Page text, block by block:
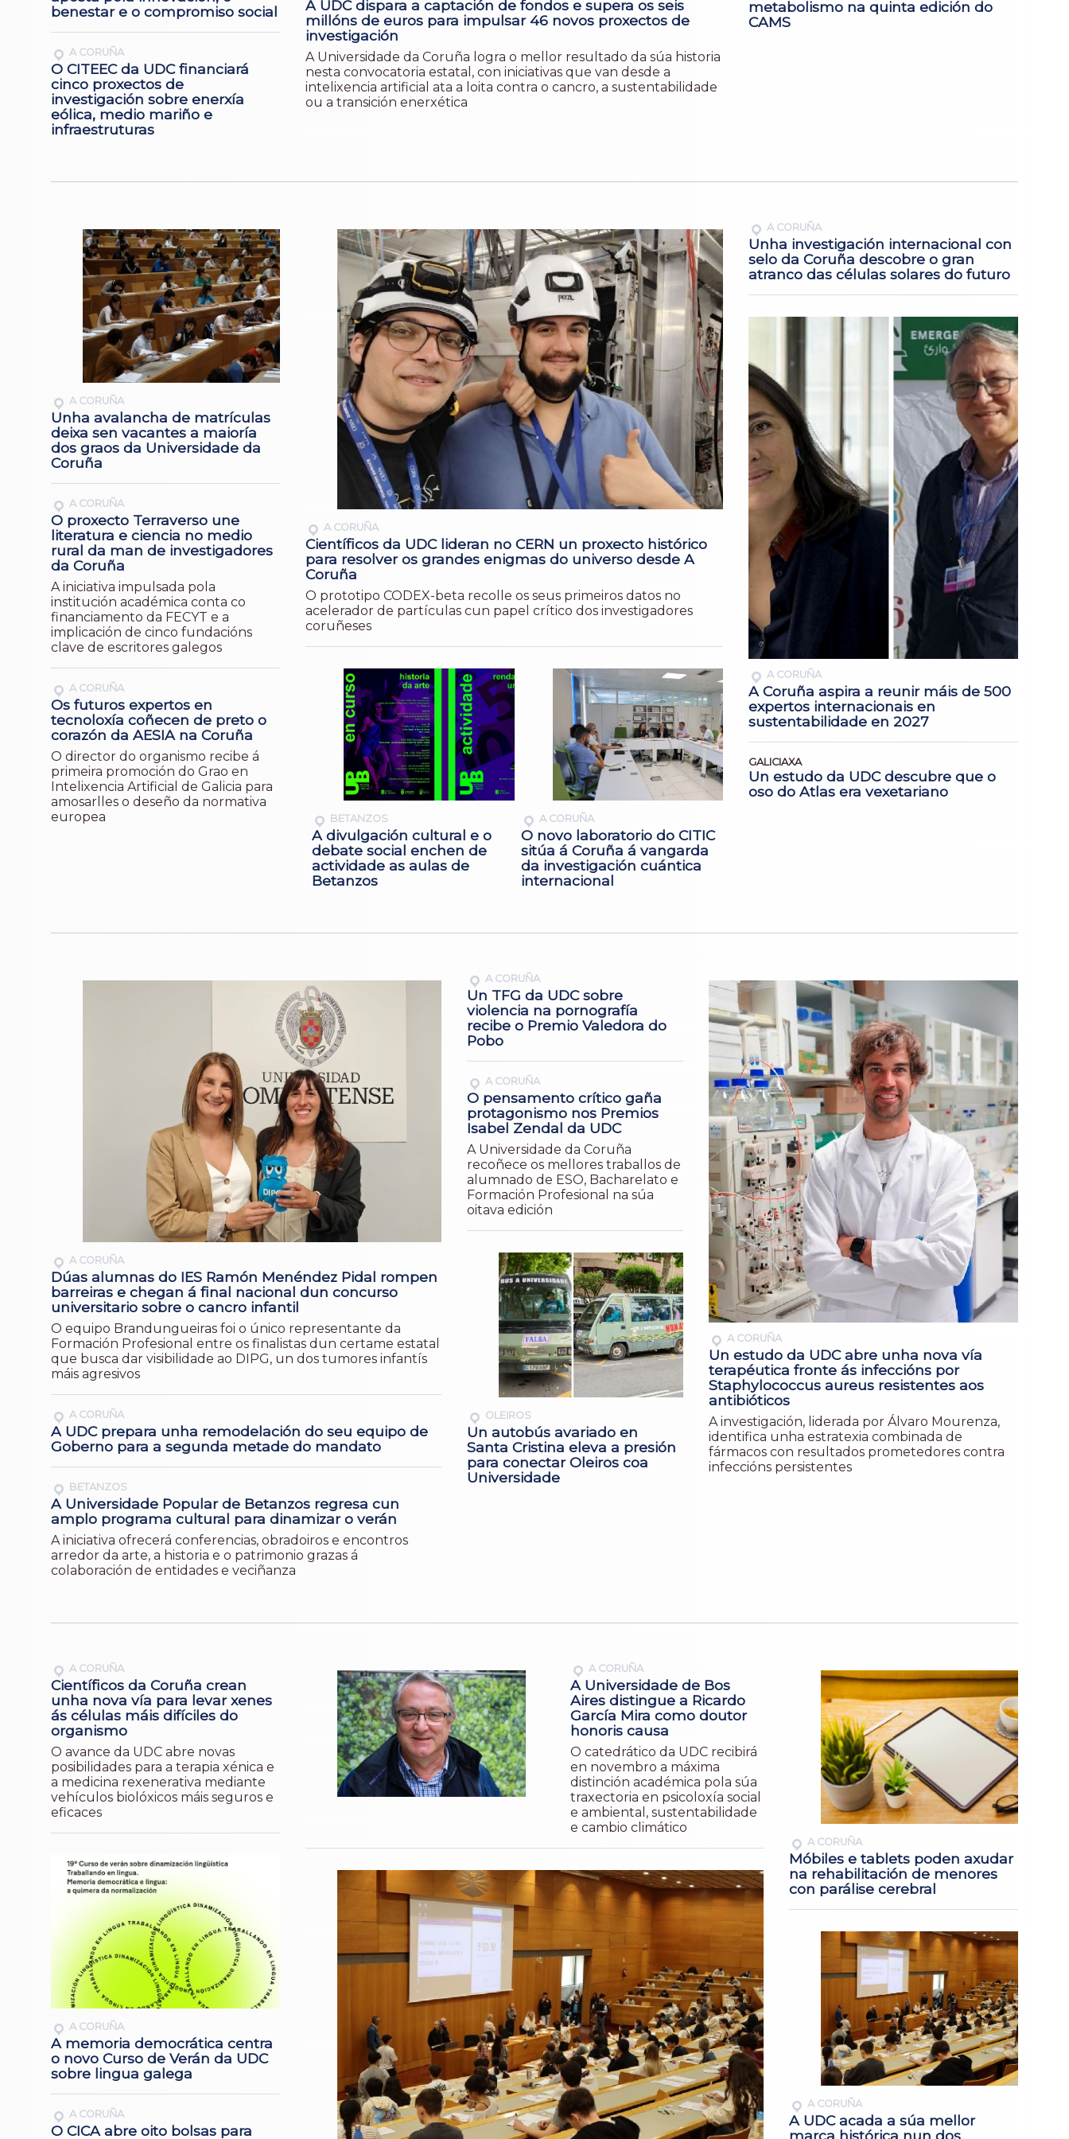
benestar e o compromiso social
A CORUÑA
O CITEEC da UDC financiará
cinco proxectos de
investigación sobre enerxía
eólica, medio mariño e
infraestruturas
A UDC dispara a captación de fondos e supera os seis
millóns de euros para impulsar 46 novos proxectos de
investigación
A Universidade da Coruña logra o mellor resultado da súa historia
nesta convocatoria estatal, con iniciativas que van desde a
intelixencia artificial ata a loita contra o cancro, a sustentabilidade
ou a transición enerxética
metabolismo na quinta edición do
CAMS
A CORUÑA
Unha avalancha de matrículas
deixa sen vacantes a maioría
dos graos da Universidade da
Coruña
A CORUÑA
O proxecto Terraverso une
literatura e ciencia no medio
rural da man de investigadores
da Coruña
A iniciativa impulsada pola
institución académica conta co
financiamento da FECYT e a
implicación de cinco fundacións
clave de escritores galegos
A CORUÑA
Os futuros expertos en
tecnoloxía coñecen de preto o
corazón da AESIA na Coruña
O director do organismo recibe á
primeira promoción do Grao en
Intelixencia Artificial de Galicia para
amosarlles o deseño da normativa
europea
A CORUÑA
Científicos da UDC lideran no CERN un proxecto histórico
para resolver os grandes enigmas do universo desde A
Coruña
O prototipo CODEX-beta recolle os seus primeiros datos no
acelerador de partículas cun papel crítico dos investigadores
coruñeses
BETANZOS
A divulgación cultural e o
debate social enchen de
actividade as aulas de
Betanzos
A CORUÑA
O novo laboratorio do CITIC
sitúa á Coruña á vangarda
da investigación cuántica
internacional
A CORUÑA
Unha investigación internacional con
selo da Coruña descobre o gran
atranco das células solares do futuro
A CORUÑA
A Coruña aspira a reunir máis de 500
expertos internacionais en
sustentabilidade en 2027
GALICIAXA
Un estudo da UDC descubre que o
oso do Atlas era vexetariano
A CORUÑA
Dúas alumnas do IES Ramón Menéndez Pidal rompen
barreiras e chegan á final nacional dun concurso
universitario sobre o cancro infantil
O equipo Brandungueiras foi o único representante da
Formación Profesional entre os finalistas dun certame estatal
que busca dar visibilidade ao DIPG, un dos tumores infantís
máis agresivos
A CORUÑA
A UDC prepara unha remodelación do seu equipo de
Goberno para a segunda metade do mandato
BETANZOS
A Universidade Popular de Betanzos regresa cun
amplo programa cultural para dinamizar o verán
A iniciativa ofrecerá conferencias, obradoiros e encontros
arredor da arte, a historia e o patrimonio grazas á
colaboración de entidades e veciñanza
A CORUÑA
Un TFG da UDC sobre
violencia na pornografía
recibe o Premio Valedora do
Pobo
A CORUÑA
O pensamento crítico gaña
protagonismo nos Premios
Isabel Zendal da UDC
A Universidade da Coruña
recoñece os mellores traballos de
alumnado de ESO, Bacharelato e
Formación Profesional na súa
oitava edición
OLEIROS
Un autobús avariado en
Santa Cristina eleva a presión
para conectar Oleiros coa
Universidade
A CORUÑA
Un estudo da UDC abre unha nova vía
terapéutica fronte ás infeccións por
Staphylococcus aureus resistentes aos
antibióticos
A investigación, liderada por Álvaro Mourenza,
identifica unha estratexia combinada de
fármacos con resultados prometedores contra
infeccións persistentes
A CORUÑA
Científicos da Coruña crean
unha nova vía para levar xenes
ás células máis difíciles do
organismo
O avance da UDC abre novas
posibilidades para a terapia xénica e
a medicina rexenerativa mediante
vehículos biolóxicos máis seguros e
eficaces
A CORUÑA
A memoria democrática centra
o novo Curso de Verán da UDC
sobre lingua galega
A CORUÑA
O CICA abre oito bolsas para
A CORUÑA
A Universidade de Bos
Aires distingue a Ricardo
García Mira como doutor
honoris causa
O catedrático da UDC recibirá
en novembro a máxima
distinción académica pola súa
traxectoria en psicoloxía social
e ambiental, sustentabilidade
e cambio climático
A CORUÑA
Móbiles e tablets poden axudar
na rehabilitación de menores
con parálise cerebral
A CORUÑA
A UDC acada a súa mellor
marca histórica nun dos